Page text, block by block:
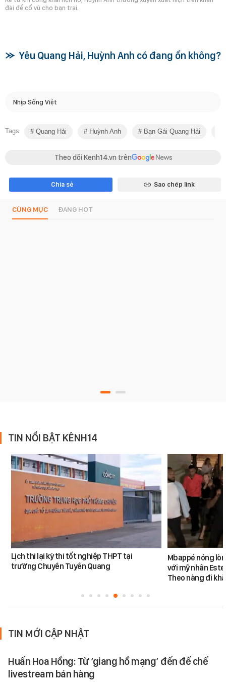
đài để cổ vũ cho bạn trai.
Yêu Quang Hải, Huỳnh Anh có đang ổn không?
Nhịp Sống Việt
Tags Quang Hải Huỳnh Anh Bạn Gái Quang Hải
Theo dõi Kenh14.vn trên
Chia sẻ Sao chép link
CÙNG MỤC ĐANG HOT
TIN NỔI BẬT KÊNH14
Lịch thi lại kỳ thi tốt nghiệp THPT tại
trường Chuyên Tuyên Quang
Mbappé nóng
với mỹ nhân
Theo nàng đi
TIN MỚI CẬP NHẬT
Huấn Hoa Hồng: Từ ‘giang hồ mạng’ đến đế chế
livestream bán hàng